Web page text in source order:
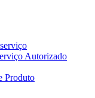
Autorizado
Produto